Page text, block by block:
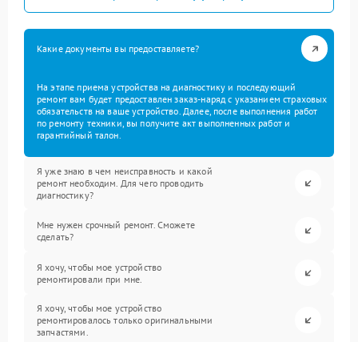
Какие документы вы предоставляете?
На этапе приема устройства на диагностику и последующий
ремонт вам будет предоставлен заказ-наряд с указанием страховых
обязательств на ваше устройство. Далее, после выполнения работ
по ремонту техники, вы получите акт выполненных работ и
гарантийный талон.
Я уже знаю в чем неисправность и какой
ремонт необходим. Для чего проводить
диагностику?
Мне нужен срочный ремонт. Сможете
сделать?
Я хочу, чтобы мое устройство
ремонтировали при мне.
Я хочу, чтобы мое устройство
ремонтировалось только оригинальными
запчастями.